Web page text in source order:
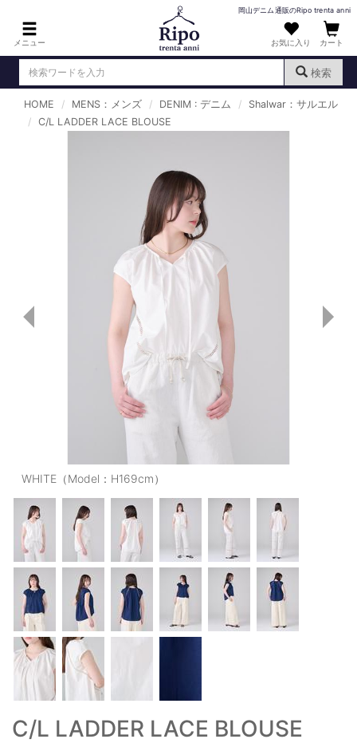
メニュー
岡山デニム通販のRipo trenta anni
お気に入り カート
検索
ログイン （新規会員登録）
TOPS : トップス
T-SHIRT : Tシャツ
KNIT : ニット
SHIRT : シャツ
OUTERS : アウター
LADIES : レディース
DENIM : デニム
PANTS/SKIRT : パンツ・スカート
TOPS : トップス
OUTERS : アウター
OUTLET : アウトレット
MENS : メンズ
LADIES : レディース
新規会員登録
お買い物カゴ
ご利用ガイド
HOME MENS：メンズ DENIM : デニム
Shalwar：サルエル
C/L LADDER LACE BLOUSE
WHITE（Model：H169cm）
C/L LADDER LACE BLOUSE